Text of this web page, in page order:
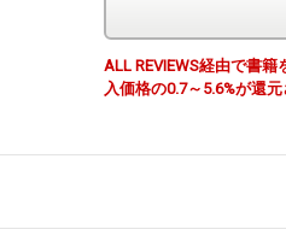
ALL REVIEWS経由で書
入価格の0.7～5.6%が還